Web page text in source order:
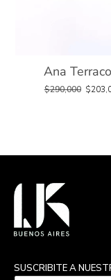
Ana
$290,000 $
SUSCRIBITE A